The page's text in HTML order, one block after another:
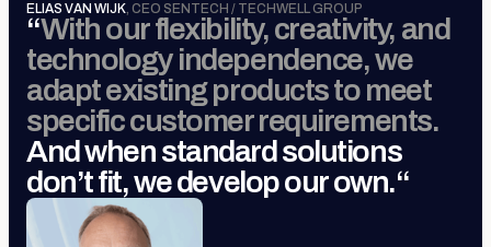
ELIAS VAN WIJK, CEO SENTECH / TECHWELL GROUP
“With our flexibility, creativity, and
technology independence, we
adapt existing products to meet
specific customer requirements.
And when standard solutions
don’t fit, we develop our own.“